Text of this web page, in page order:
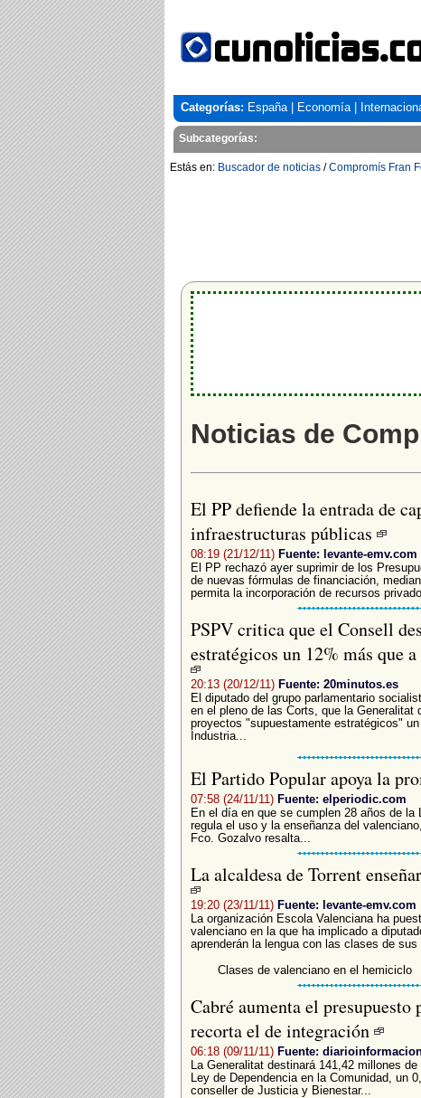
Categorías: España| Economía|
Subcategorías:
Estás en: Buscador de noticias /Compromís Fran
Noticias de
El PP defiende la entrada de
infraestructuras públicas
08:19 (21/12/11) Fuente: levante-emv.com
El PP rechazó ayer suprimir de los
de nuevas fórmulas de financiación,
permita la incorporación de recursos
PSPV critica que el Consell
estratégicos un 12% más que
20:13 (20/12/11) Fuente: 20minutos.es
El diputado del grupo parlamentario
en el pleno de las Corts, que la
proyectos "supuestamente estratégicos"
Industria...
El Partido Popular apoya la
07:58 (24/11/11) Fuente: elperiodic.com
En el día en que se cumplen 28 años de
regula el uso y la enseñanza del
Fco. Gozalvo resalta...
La alcaldesa de Torrent
19:20 (23/11/11) Fuente: levante-emv.com
La organización Escola Valenciana ha
valenciano en la que ha implicado a
aprenderán la lengua con las clases de
Clases de valenciano en el hemiciclo
Cabré aumenta el presupuesto
recorta el de integración
06:18 (09/11/11) Fuente:
La Generalitat destinará 141,42 millones
Ley de Dependencia en la Comunidad, un
conseller de Justicia y Bienestar...